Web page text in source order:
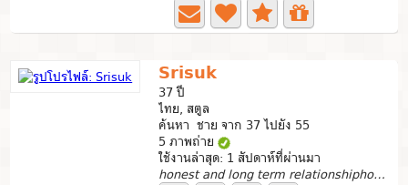
Srisuk
37 ปี
ไทย, สตูล
ค้นหา ชาย จาก 37 ไปยัง 55
5 ภาพถ่าย
ใช้งานล่าสุด: 1 สัปดาห์ที่ผ่านมา
honest and long term relationshiphonest and long t